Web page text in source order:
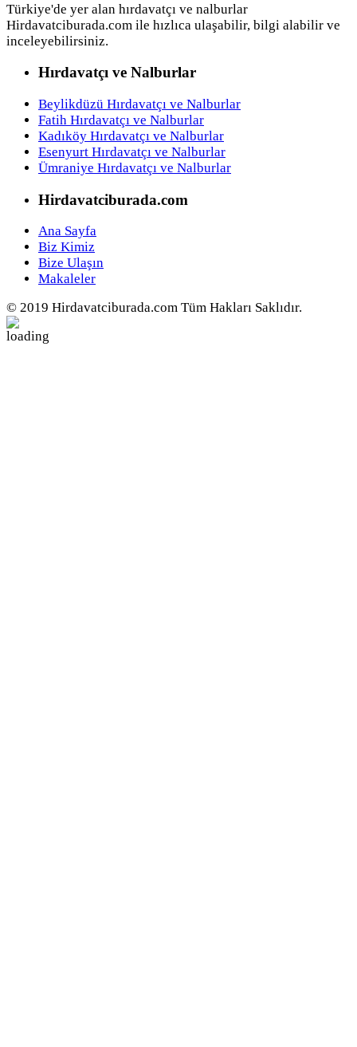
Türkiye'de yer alan hırdavatçı ve nalburlar
Hirdavatciburada.com ile hızlıca ulaşabilir, bilgi alabilir ve
inceleyebilirsiniz.
Hırdavatçı ve Nalburlar
Beylikdüzü Hırdavatçı ve Nalburlar
Fatih Hırdavatçı ve Nalburlar
Kadıköy Hırdavatçı ve Nalburlar
Esenyurt Hırdavatçı ve Nalburlar
Ümraniye Hırdavatçı ve Nalburlar
Hirdavatciburada.com
Ana Sayfa
Biz Kimiz
Bize Ulaşın
Makaleler
© 2019 Hirdavatciburada.com Tüm Hakları Saklıdır.